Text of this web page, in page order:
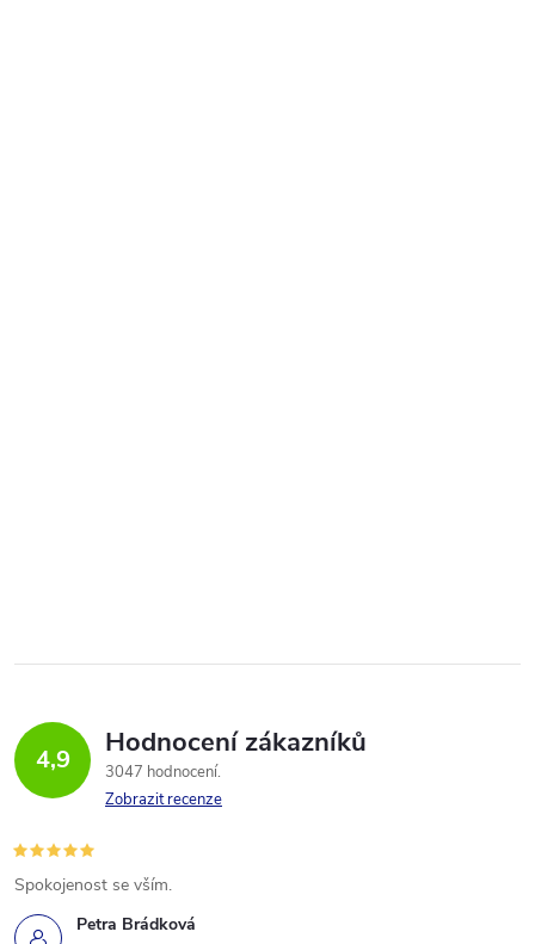
4,9 Hodnocení zákazníků
3047 hodnocení
Zobrazit recenze
Petra Brádková
Spokojenost se vším.